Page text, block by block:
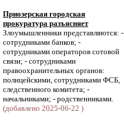
Приозерская городская
прокуратура разъясняет
Злоумышленники представляются: -
сотрудниками банков; -
сотрудниками операторов сотовой
связи; - сотрудниками
правоохранительных органов:
полицейскими, сотрудниками ФСБ,
следственного комитета; -
начальниками; - родственниками.
(добавлено 2025-06-22 )